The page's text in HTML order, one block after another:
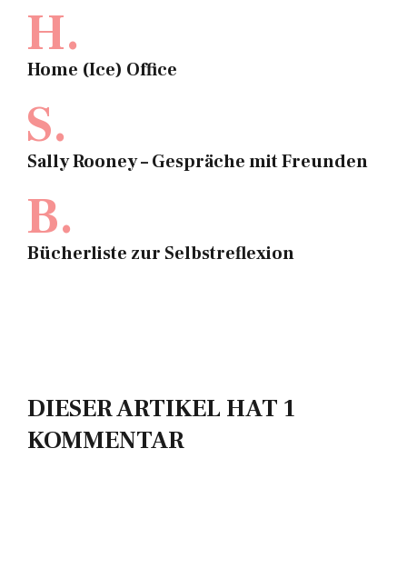
H.
Home (Ice) Office
S.
Sally Rooney – Gespräche mit Freunden
B.
Bücherliste zur Selbstreflexion
DIESER ARTIKEL HAT 1
KOMMENTAR